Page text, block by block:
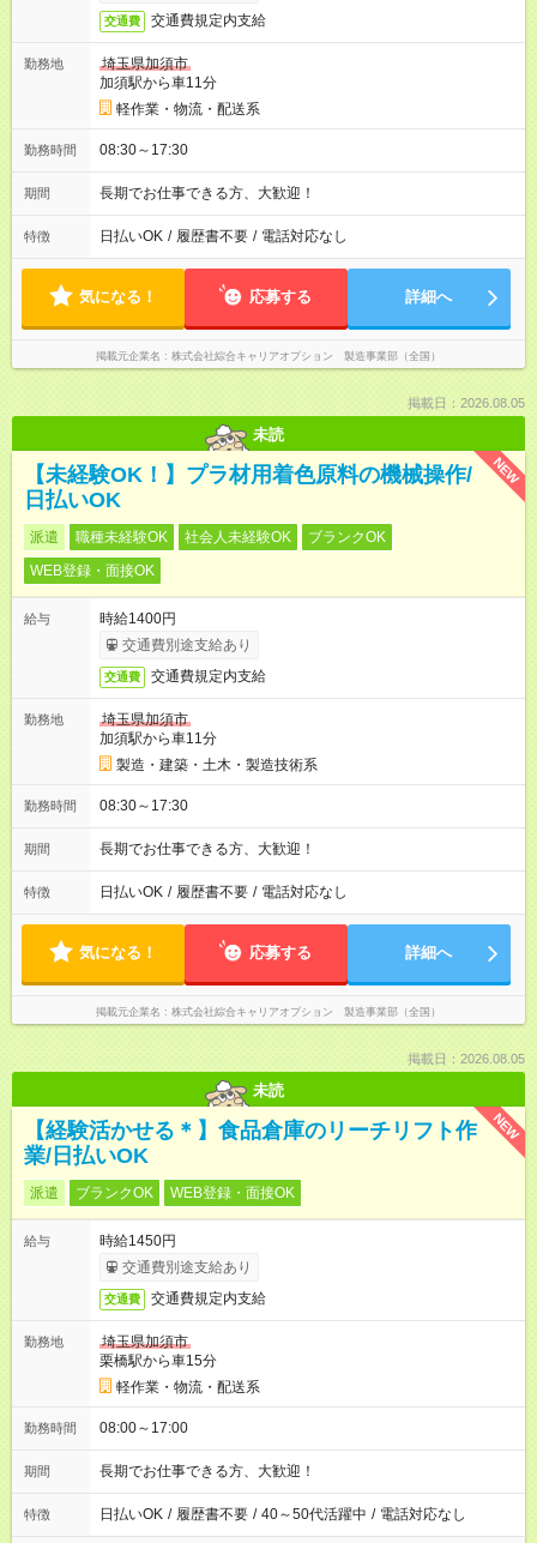
交通費 交通費規定内支給
勤務地
埼玉県加須市
加須駅から車11分
軽作業・物流・配送系
勤務時間 08:30～17:30
期間 長期でお仕事できる方、大歓迎！
特徴 日払いOK / 履歴書不要 / 電話対応なし
気になる！ 応募する 詳細へ
掲載元企業名 株式会社綜合キャリアオプション 製造事業部（全国）
掲載日：2026.08.05
未読
NEW
【未経験OK！】プラ材用着色原料の機械操作/
日払いOK
派遣 職種未経験OK 社会人未経験OK
ブランクOK
WEB登録・面接OK
給与
時給1400円
交通費別途支給あり
交通費 交通費規定内支給
勤務地
埼玉県加須市
加須駅から車11分
製造・建築・土木・製造技術系
勤務時間 08:30～17:30
期間 長期でお仕事できる方、大歓迎！
特徴 日払いOK / 履歴書不要 / 電話対応なし
気になる！ 応募する 詳細へ
掲載元企業名 株式会社綜合キャリアオプション 製造事業部（全国）
掲載日：2026.08.05
未読
NEW
【経験活かせる＊】食品倉庫のリーチリフト作
業/日払いOK
派遣 ブランクOK WEB登録・面接OK
給与
時給1450円
交通費別途支給あり
交通費 交通費規定内支給
勤務地
埼玉県加須市
栗橋駅から車15分
軽作業・物流・配送系
勤務時間 08:00～17:00
期間 長期でお仕事できる方、大歓迎！
特徴 日払いOK / 履歴書不要 / 40～50代活躍中 / 電話対応なし